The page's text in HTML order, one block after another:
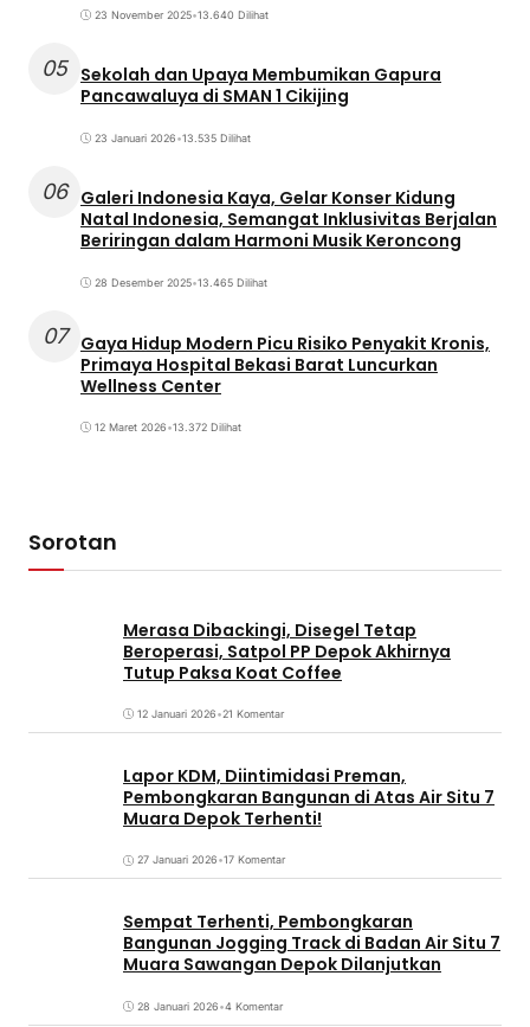
23 November 2025•13.640 Dilihat
05 Sekolah dan Upaya Membumikan Gapura
Pancawaluya di SMAN 1 Cikijing
23 Januari 2026•13.535 Dilihat
06 Galeri Indonesia Kaya, Gelar Konser Kidung
Natal Indonesia, Semangat Inklusivitas Berjalan
Beriringan dalam Harmoni Musik Keroncong
28 Desember 2025•13.465 Dilihat
07
Gaya Hidup Modern Picu Risiko Penyakit Kronis,
Primaya Hospital Bekasi Barat Luncurkan
Wellness Center
12 Maret 2026•13.372 Dilihat
Sorotan
Merasa Dibackingi, Disegel Tetap
Beroperasi, Satpol PP Depok Akhirnya
Tutup Paksa Koat Coffee
12 Januari 2026•21 Komentar
Lapor KDM, Diintimidasi Preman,
Pembongkaran Bangunan di Atas Air Situ 7
Muara Depok Terhenti!
27 Januari 2026•17 Komentar
Sempat Terhenti, Pembongkaran
Bangunan Jogging Track di Badan Air Situ 7
Muara Sawangan Depok Dilanjutkan
28 Januari 2026•4 Komentar